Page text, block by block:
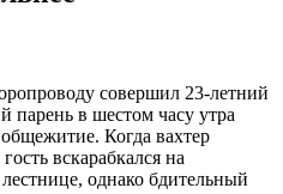
совершил 23-летний
в шестом часу утра
общежитие. Когда вахтер
вскарабкался на
однако бдительный